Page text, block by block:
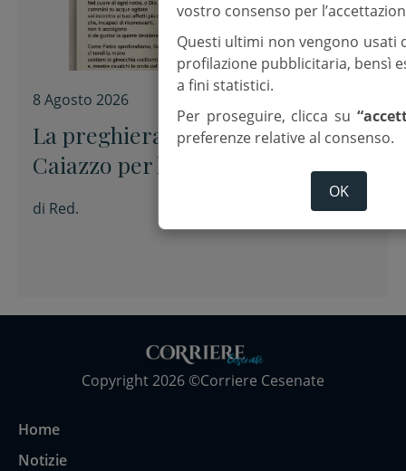
8 Agosto 2026
La preghiera dell’arcivescovo
Caiazzo per la XIX domenica del
Tempo ordinario
di Red.
Copyright 2026 ©Corriere Cesenate
Home
Notizie
vostro consenso per
Questi ultimi non vengono usati
profilazione pubblicitaria, bensì
a fini statistici.
Per proseguire, clicca su
preferenze relative al consenso.
OK